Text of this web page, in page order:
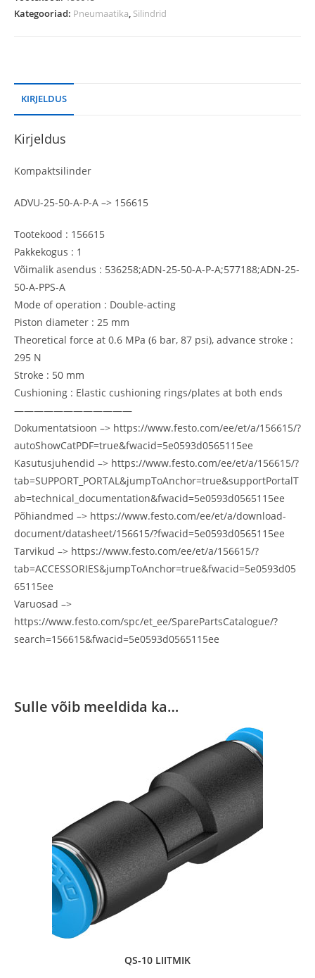
Kategooriad: Pneumaatika, Silindrid
KIRJELDUS
Kirjeldus
Kompaktsilinder
ADVU-25-50-A-P-A –> 156615
Tootekood : 156615
Pakkekogus : 1
Võimalik asendus : 536258;ADN-25-50-A-P-A;577188;ADN-25-
50-A-PPS-A
Mode of operation : Double-acting
Piston diameter : 25 mm
Theoretical force at 0.6 MPa (6 bar, 87 psi), advance stroke :
295 N
Stroke : 50 mm
Cushioning : Elastic cushioning rings/plates at both ends
————————————
Dokumentatsioon –> https://www.festo.com/ee/et/a/156615/?
autoShowCatPDF=true&fwacid=5e0593d0565115ee
Kasutusjuhendid –> https://www.festo.com/ee/et/a/156615/?
tab=SUPPORT_PORTAL&jumpToAnchor=true&supportPortalT
ab=technical_documentation&fwacid=5e0593d0565115ee
Põhiandmed –> https://www.festo.com/ee/et/a/download-
document/datasheet/156615/?fwacid=5e0593d0565115ee
Tarvikud –> https://www.festo.com/ee/et/a/156615/?
tab=ACCESSORIES&jumpToAnchor=true&fwacid=5e0593d05
65115ee
Varuosad –>
https://www.festo.com/spc/et_ee/SparePartsCatalogue/?
search=156615&fwacid=5e0593d0565115ee
Sulle võib meeldida ka…
QS-10 LIITMIK